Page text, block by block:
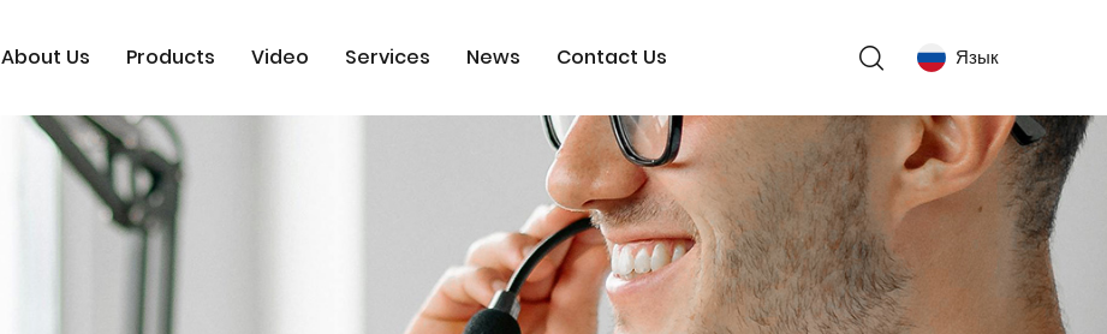
About Us Products Video Services News Contact Us Язык